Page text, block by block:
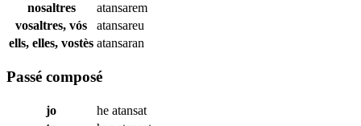
nosaltres
atansarem
vosaltres, vós
atansareu
ells, elles, vostès atansaran
Passé composé
jo he atansat